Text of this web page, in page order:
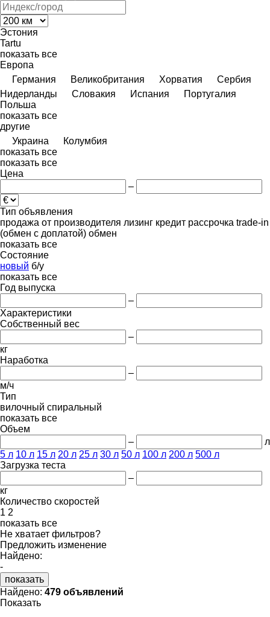
Эстония
Tartu
показать все
Европа
Германия
Великобритания Хорватия
Сербия
Нидерланды
Словакия Испания
Португалия
Польша
показать все
другие
Украина
Колумбия
показать все
показать все
Цена
–
Тип объявления
продажа от производителя лизинг кредит рассрочка trade-in
(обмен с доплатой) обмен
показать все
Состояние
новый б/у
показать все
Год выпуска
–
Характеристики
Собственный вес
–
кг
Наработка
–
м/ч
Тип
вилочный спиральный
показать все
Объем
–
л
5 л 10 л 15 л 20 л 25 л 30 л 50 л 100 л 200 л 500 л
Загрузка теста
–
кг
Количество скоростей
1 2
показать все
Не хватает фильтров?
Предложить изменение
Найдено:
-
показать
Найдено: 479 объявлений
Показать